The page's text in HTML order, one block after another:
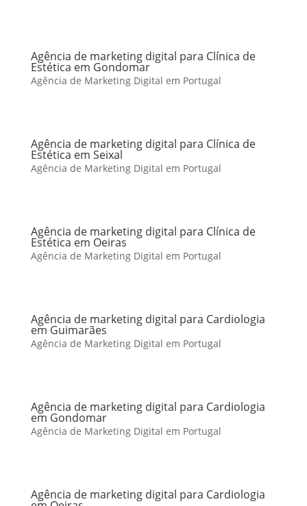
Agência de marketing digital para Clínica de
Estética em Gondomar
Agência de Marketing Digital em Portugal
Agência de marketing digital para Clínica de
Estética em Seixal
Agência de Marketing Digital em Portugal
Agência de marketing digital para Clínica de
Estética em Oeiras
Agência de Marketing Digital em Portugal
Agência de marketing digital para Cardiologia
em Guimarães
Agência de Marketing Digital em Portugal
Agência de marketing digital para Cardiologia
em Gondomar
Agência de Marketing Digital em Portugal
Agência de marketing digital para Cardiologia